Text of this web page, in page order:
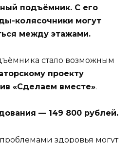
подъёмник. С его
колясочники могут
между этажами.
стало возможным
проекту
«Сделаем вместе».
— 149 800 рублей.
здоровья могут